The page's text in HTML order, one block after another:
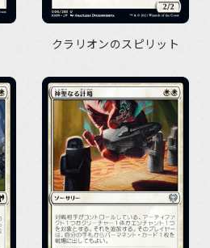
クラリオンのスピリット